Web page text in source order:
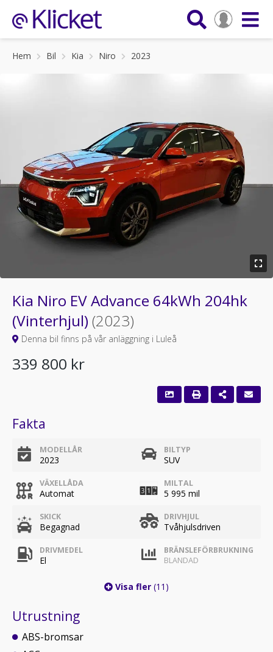
Hem Bil Kia Niro 2023
Kia Niro EV Advance 64kWh 204hk
(Vinterhjul) (2023)
Denna bil finns på vår anläggning i Luleå
339 800 kr
Fakta
MODELLÅR
2023
BILTYP
SUV
VÄXELLÅDA
Automat
MILTAL
5 995 mil
SKICK
Begagnad
DRIVHJUL
Tvåhjulsdriven
DRIVMEDEL
El
BRÄNSLEFÖRBRUKNING
BLANDAD
Visa fler (11)
Utrustning
ABS-bromsar